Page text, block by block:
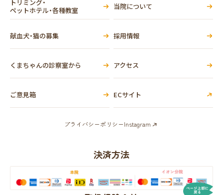
トリミング・
ペットホテル・各種教室
当院について
献血犬・猫の募集 採用情報
くまちゃんの診察室から アクセス
ご意見箱 ECサイト
プライバシーポリシーInstagram
決済方法